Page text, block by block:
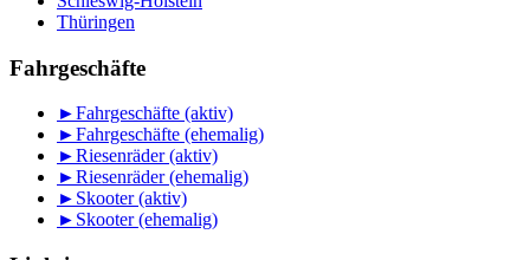
Thüringen
Fahrgeschäfte
►Fahrgeschäfte (aktiv)
►Fahrgeschäfte (ehemalig)
►Riesenräder (aktiv)
►Riesenräder (ehemalig)
► Skooter (aktiv)
► Skooter (ehemalig)